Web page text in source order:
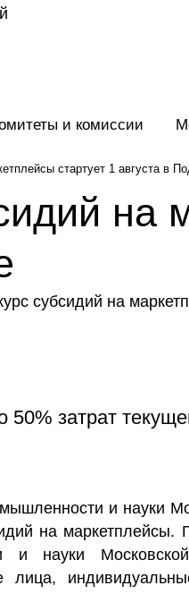
и комиссии
стартует 1 августа в
на
затрат
и науки
на
и науки
лица,